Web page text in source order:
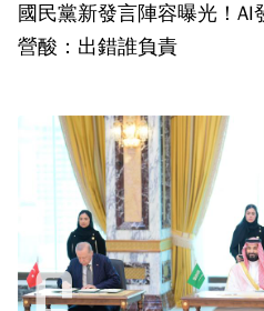
國民黨新發言陣容曝光！
營酸：出錯誰負責